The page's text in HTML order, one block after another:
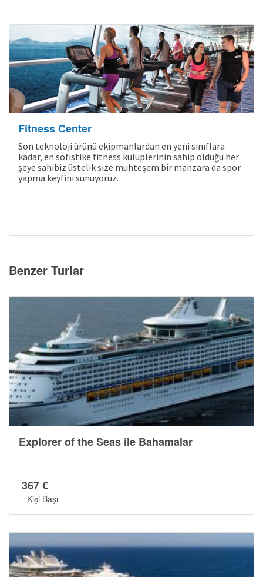
Kampanyalı Turlar
Fitness Center
Son teknoloji ürünü ekipmanlardan en yeni sınıflara
kadar, en sofistike fitness kulüplerinin sahip olduğu her
şeye sahibiz üstelik size muhteşem bir manzara da spor
yapma keyfini sunuyoruz.
Benzer Turlar
Explorer of the Seas ile Bahamalar
367 €
- Kişi Başı -